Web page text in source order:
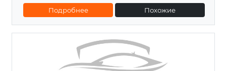
Подробнее Похожие